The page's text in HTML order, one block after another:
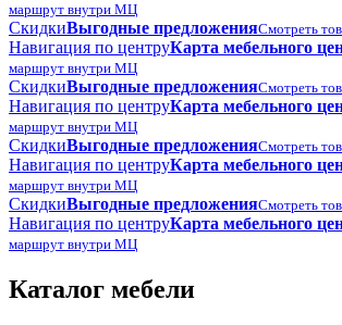
маршрут внутри МЦ
СкидкиВыгодные предложенияСмотреть
Навигация по центруКарта мебельного
маршрут внутри МЦ
СкидкиВыгодные предложенияСмотреть
Навигация по центруКарта мебельного
маршрут внутри МЦ
СкидкиВыгодные предложенияСмотреть
Навигация по центруКарта мебельного
маршрут внутри МЦ
СкидкиВыгодные предложенияСмотреть
Навигация по центруКарта мебельного
маршрут внутри МЦ
Каталог мебели